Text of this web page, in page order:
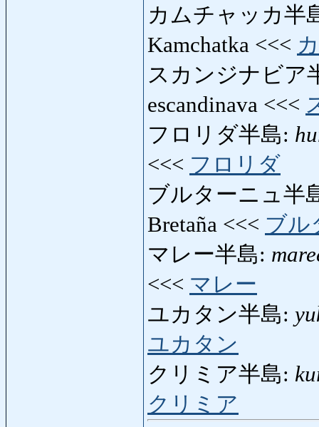
カムチャッカ半
Kamchatka <<<
スカンジナビア
escandinava <<<
フロリダ半島:
<<< フロリダ
ブルターニュ半
Bretaña <<< ブル
マレー半島:
<<< マレー
ユカタン半島:
ユカタン
クリミア半島:
クリミア